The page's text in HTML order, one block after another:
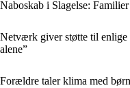
Naboskab i Slagelse:
Netværk giver støtte til enlige
alene”
Forældre taler klima med